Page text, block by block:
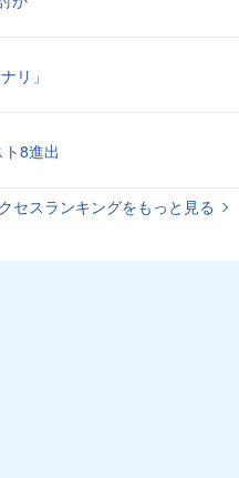
リ」
8進出
セスランキングをもっと見る